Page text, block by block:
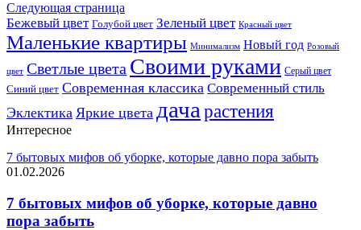
Следующая страница
Бежевый цвет Голубой цвет Зеленый цвет Красный цвет
Маленькие квартиры Минимализм Новый год Розовый
цвет Светлые цвета Своими руками Серый цвет
Синий цвет Современная классика Современный стиль
Эклектика Яркие цвета дача растения
Интересное
7 бытовых мифов об уборке, которые давно пора забыть
01.02.2026
7 бытовых мифов об уборке, которые давно
пора забыть